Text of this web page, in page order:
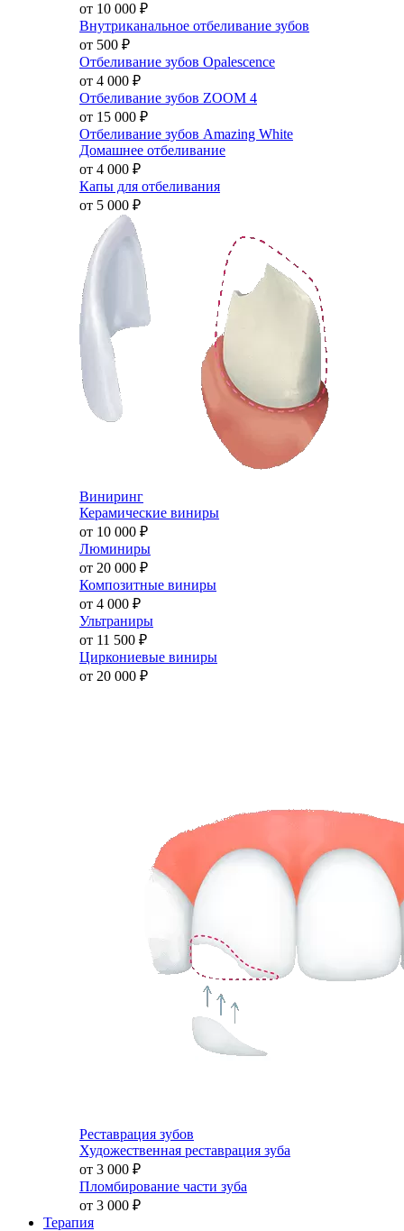
от 10 000 ₽
Внутриканальное отбеливание зубов
от 500 ₽
Отбеливание зубов Opalescence
от 4 000 ₽
Отбеливание зубов ZOOM 4
от 15 000 ₽
Отбеливание зубов Amazing White
Домашнее отбеливание
от 4 000 ₽
Капы для отбеливания
от 5 000 ₽
Виниринг
Керамические виниры
от 10 000 ₽
Люминиры
от 20 000 ₽
Композитные виниры
от 4 000 ₽
Ультраниры
от 11 500 ₽
Циркониевые виниры
от 20 000 ₽
Реставрация зубов
Художественная реставрация зуба
от 3 000 ₽
Пломбирование части зуба
от 3 000 ₽
Терапия